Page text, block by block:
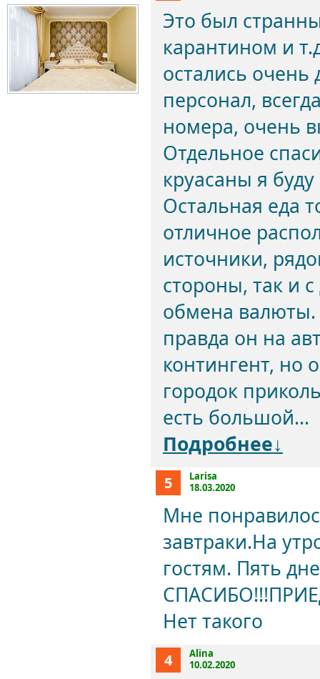
Это был
карантином и
остались
персонал,
номера, очень
Отдельное
круасаны я
Остальная еда
отличное
источники,
стороны, так и
обмена валюты.
правда он на
контингент, но
городок
есть большой...
Подробнее↓
5
Larisa
18.03.2020
Мне
завтраки.На
гостям. Пять
Нет такого
4
Alina
10.02.2020